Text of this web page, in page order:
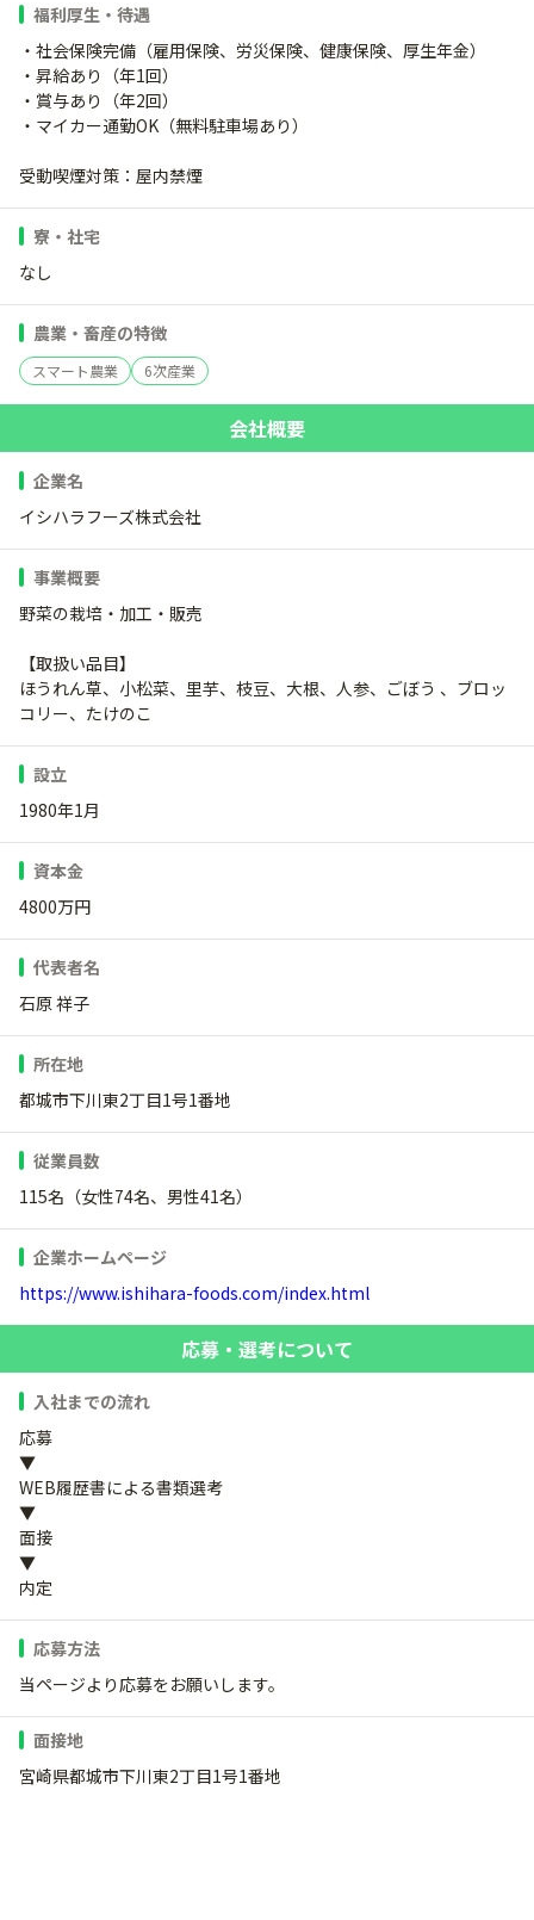
福利厚生・待遇
・社会保険完備（雇用保険、労災保険、健康保険、厚生年金）
・昇給あり（年1回）
・賞与あり（年2回）
・マイカー通勤OK（無料駐車場あり）
受動喫煙対策：屋内禁煙
寮・社宅
なし
農業・畜産の特徴
スマート農業 6次産業
会社概要
企業名
イシハラフーズ株式会社
事業概要
野菜の栽培・加工・販売
【取扱い品目】
ほうれん草、小松菜、里芋、枝豆、大根、人参、ごぼう 、ブロッ
コリー、たけのこ
設立
1980年1月
資本金
4800万円
代表者名
石原 祥子
所在地
都城市下川東2丁目1号1番地
従業員数
115名（女性74名、男性41名）
企業ホームページ
https://www.ishihara-foods.com/index.html
応募・選考について
入社までの流れ
応募
▼
WEB履歴書による書類選考
▼
面接
▼
内定
応募方法
当ページより応募をお願いします。
面接地
宮崎県都城市下川東2丁目1号1番地